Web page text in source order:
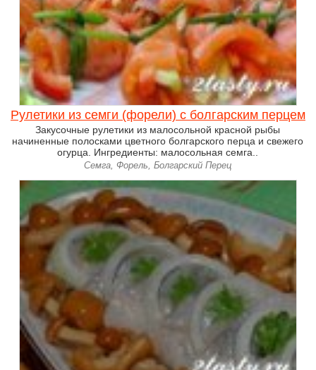
Рулетики из семги (форели) с болгарским перцем
Закусочные рулетики из малосольной красной рыбы
начиненные полосками цветного болгарского перца и свежего
огурца. Ингредиенты: малосольная семга..
Семга, Форель, Болгарский Перец